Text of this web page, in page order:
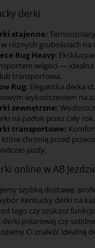
derki
stajenne:
różnych grubościach na
Rug Heavy:
wilgoci — idealna
transportowa.
Rug: Elegancka derka
wykończeniem na
zewnętrzne:
na padok przez cały rok.
transportowe:
chronią przed
jazdy.
online w AB
szybką dostawę,
Kentucky derki na
tego czy szukasz
polarowej czy
Ci znaleźć idealną